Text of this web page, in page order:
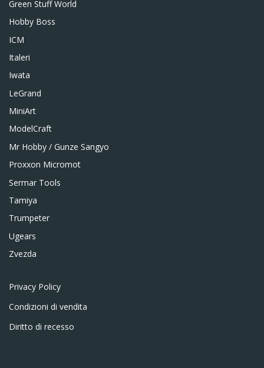
Green Stuff World
Hobby Boss
ICM
Italeri
Iwata
LeGrand
MiniArt
ModelCraft
Mr Hobby / Gunze Sangyo
Proxxon Micromot
Sermar Tools
Tamiya
Trumpeter
Ugears
Zvezda
Privacy Policy
Condizioni di vendita
Diritto di recesso